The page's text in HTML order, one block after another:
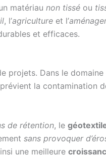
matériau non tissé ou
, l’agriculture et l’
et efficaces.
projets. Dans le domaine
prévient la contamination
de rétention, le
sans provoquer
une meilleure